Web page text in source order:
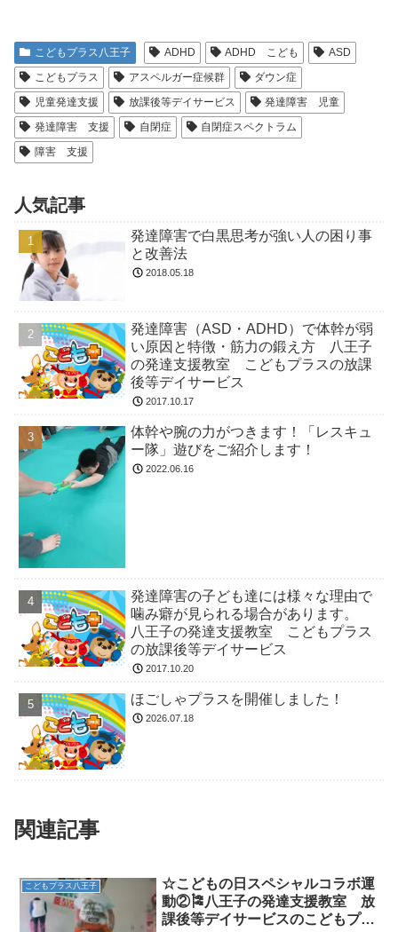
こどもプラス八王子 ADHD ADHD こども
ASD
こどもプラス
アスペルガー症候群
ダウン症
児童発達支援
放課後等デイサービス
発達障害 児童
発達障害 支援
自閉症
自閉症スペクトラム
障害 支援
人気記事
発達障害で白黒思考が強い人の困り事
と改善法
2018.05.18
発達障害（ASD・ADHD）で体幹が弱
い原因と特徴・筋力の鍛え方 八王子
の発達支援教室 こどもプラスの放課
後等デイサービス
2017.10.17
体幹や腕の力がつきます！「レスキュ
ー隊」遊びをご紹介します！
2022.06.16
発達障害の子ども達には様々な理由で
噛み癖が見られる場合があります。
八王子の発達支援教室 こどもプラス
の放課後等デイサービス
2017.10.20
ほごしゃプラスを開催しました！
2026.07.18
関連記事
こどもプラス八王子
☆こどもの日スペシャルコラボ運
動②🎏八王子の発達支援教室 放
課後等デイサービスのこどもプラ